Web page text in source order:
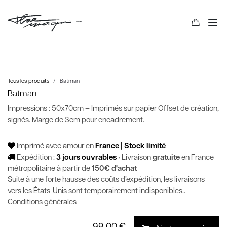
Tous les produits Batman
Batman
Impressions : 50x70cm – Imprimés sur papier Offset de création,
signés. Marge de 3cm pour encadrement.
Imprimé avec amour en France | Stock limité
Expédition : 3 jours ouvrables • Livraison gratuite en France
métropolitaine à partir de 150€ d'achat
Suite à une forte hausse des coûts d’expédition, les livraisons
vers les États-Unis sont temporairement indisponibles..
Conditions générales